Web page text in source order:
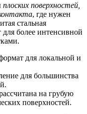
плоских поверхностей,
, где нужен
стальная
для более интенсивной
для локальной и
для большинства
на грубую
поверхностей.